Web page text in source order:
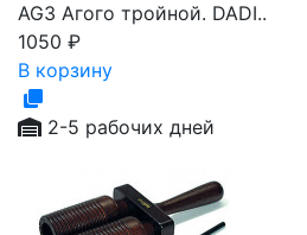
AG3 Агого тройной. DADI..
1050 ₽
В корзину
2-5 рабочих дней